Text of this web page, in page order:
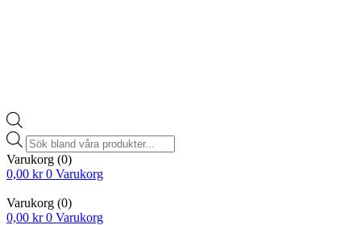
Products
search
Varukorg (0)
0,00 kr 0 Varukorg
Varukorg (0)
0,00 kr 0 Varukorg